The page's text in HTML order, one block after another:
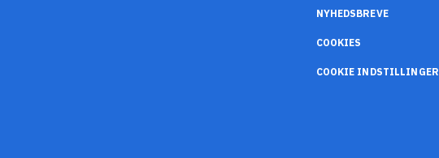
NYHEDSBREVE
COOKIES
COOKIE INDSTILLINGER